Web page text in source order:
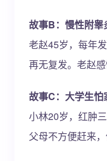
故事B：慢性附
老赵45岁，每年
再无复发。老赵
故事C：大学生
小林20岁，红肿
父母不方便赶来